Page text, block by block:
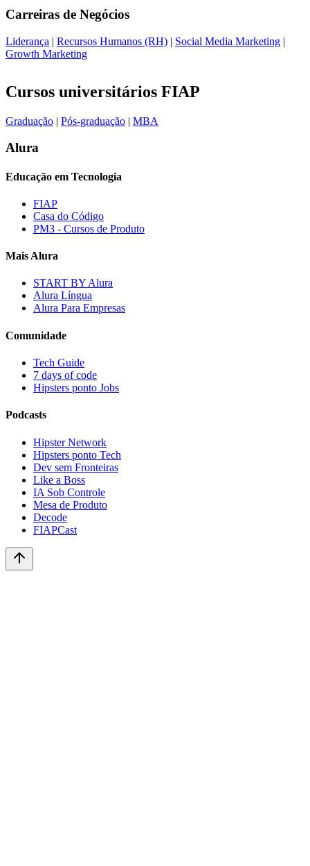
Carreiras de Negócios
Liderança | Recursos Humanos (RH) | Social Media Marketing |
Growth Marketing
Cursos universitários FIAP
Graduação | Pós-graduação | MBA
Alura
Educação em Tecnologia
FIAP
Casa do Código
PM3 - Cursos de Produto
Mais Alura
START BY Alura
Alura Língua
Alura Para Empresas
Comunidade
Tech Guide
7 days of code
Hipsters ponto Jobs
Podcasts
Hipster Network
Hipsters ponto Tech
Dev sem Fronteiras
Like a Boss
IA Sob Controle
Mesa de Produto
Decode
FIAPCast